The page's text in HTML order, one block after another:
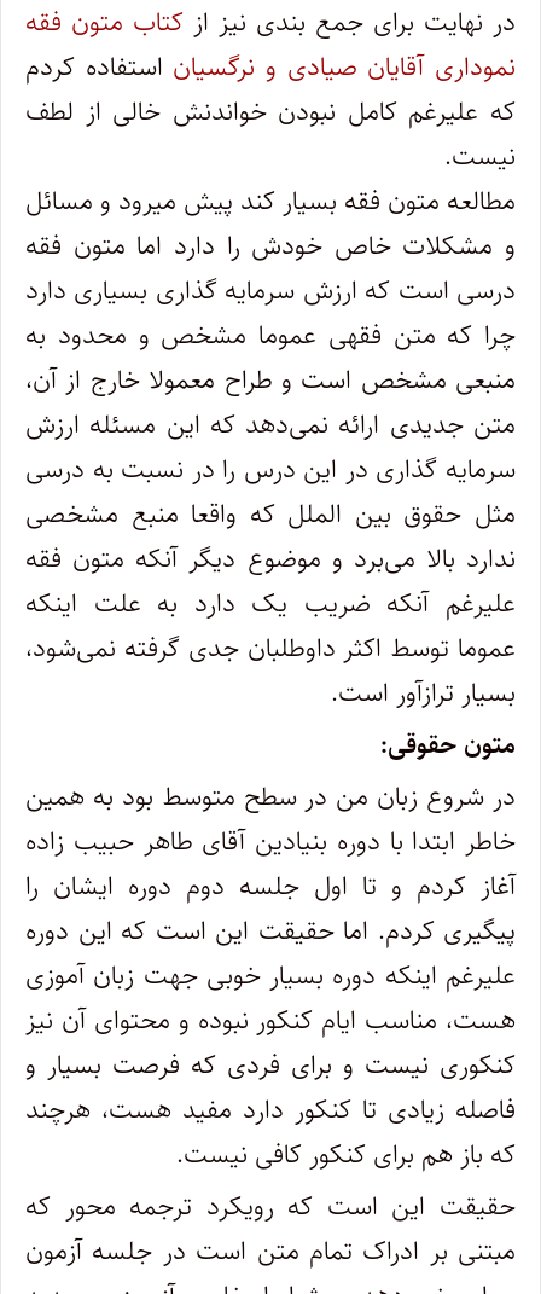
در نهایت برای جمع بندی نیز از کتاب متون فقه
نموداری آقایان صیادی و نرگسیان استفاده کردم
که علیرغم کامل نبودن خواندنش خالی از لطف
نیست.
مطالعه متون فقه بسیار کند پیش میرود و مسائل
و مشکلات خاص خودش را دارد اما متون فقه
درسی است که ارزش سرمایه گذاری بسیاری دارد
چرا که متن فقهی عموما مشخص و محدود به
منبعی مشخص است و طراح معمولا خارج از آن،
متن جدیدی ارائه نمی‌دهد که این مسئله ارزش
سرمایه گذاری در این درس را در نسبت به درسی
مثل حقوق بین الملل که واقعا منبع مشخصی
ندارد بالا می‌برد و موضوع دیگر آنکه متون فقه
علیرغم آنکه ضریب یک دارد به علت اینکه
عموما توسط اکثر داوطلبان جدی گرفته نمی‌شود،
بسیار ترازآور است.
متون حقوقی:
در شروع زبان من در سطح متوسط بود به همین
خاطر ابتدا با دوره بنیادین آقای طاهر حبیب زاده
آغاز کردم و تا اول جلسه دوم دوره ایشان را
پیگیری کردم. اما حقیقت این است که این دوره
علیرغم اینکه دوره بسیار خوبی جهت زبان آموزی
هست، مناسب ایام کنکور نبوده و محتوای آن نیز
کنکوری نیست و برای فردی که فرصت بسیار و
فاصله زیادی تا کنکور دارد مفید هست، هرچند
که باز هم برای کنکور کافی نیست.
حقیقت این است که رویکرد ترجمه محور که
مبتنی بر ادراک تمام متن است در جلسه آزمون